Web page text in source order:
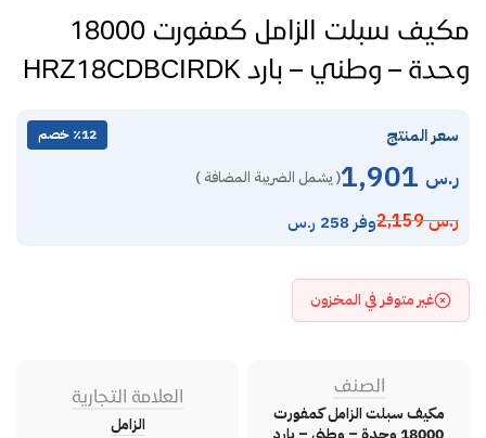
مكيف سبلت الزامل كمفورت 18000
وحدة – وطني – بارد HRZ18CDBCIRDK
سعر المنتج ٪12 خصم
ر.س ( يشمل الضريبة المضافة )
ر.س2,159 وفر 258 ر.س
غير متوفر في المخزون
الصنف
مكيف سبلت الزامل كمفورت
العلامة التجارية
الزامل